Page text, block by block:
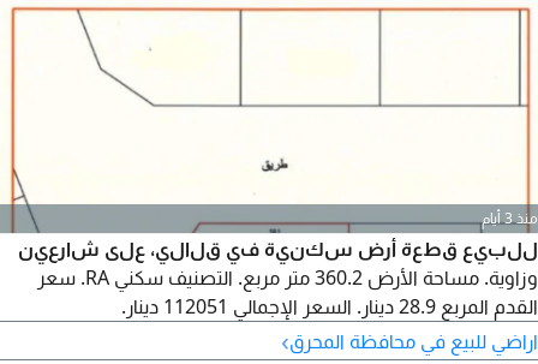
منذ 3 أيام
للبيع قطعة أرض سكنية في قلالي، على شارعين
وزاوية. مساحة الأرض 360.2 متر مربع. التصنيف سكني RA. سعر
القدم المربع 28.9 دينار. السعر الإجمالي 112051 دينار.
اراضي للبيع في محافظة المحرق›